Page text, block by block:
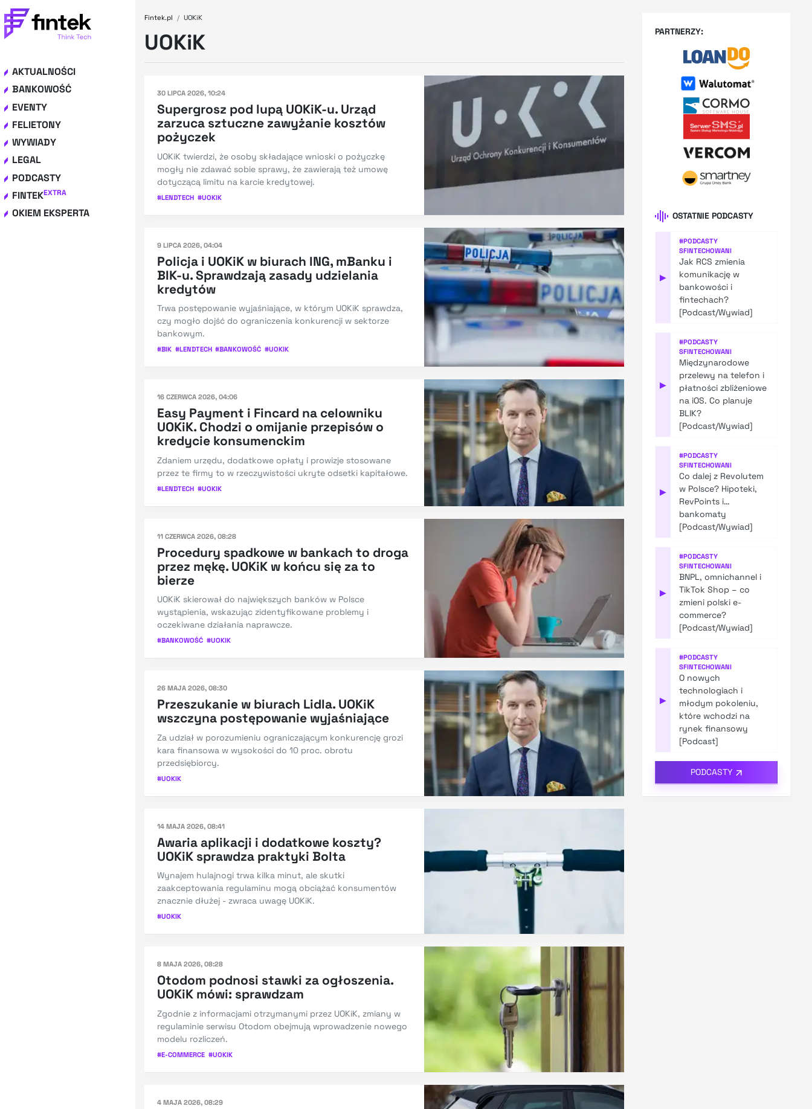
AKTUALNOŚCI
BANKOWOŚĆ
EVENTY
FELIETONY
WYWIADY
LEGAL
PODCASTY
FINTEKEXTRA
OKIEM EKSPERTA
Fintek.pl UOKiK
UOKiK
30 LIPCA 2026, 10:24
Supergrosz pod lupą UOKiK-u. Urząd
zarzuca sztuczne zawyżanie kosztów
pożyczek
UOKiK twierdzi, że osoby składające wnioski o pożyczkę
mogły nie zdawać sobie sprawy, że zawierają też umowę
dotyczącą limitu na karcie kredytowej.
#LENDTECH #UOKIK
9 LIPCA 2026, 04:04
Policja i UOKiK w biurach ING, mBanku i
BIK-u. Sprawdzają zasady udzielania
kredytów
Trwa postępowanie wyjaśniające, w którym UOKiK sprawdza,
czy mogło dojść do ograniczenia konkurencji w sektorze
bankowym.
#BIK #LENDTECH #BANKOWOŚĆ #UOKIK
16 CZERWCA 2026, 04:06
Easy Payment i Fincard na celowniku
UOKiK. Chodzi o omijanie przepisów o
kredycie konsumenckim
Zdaniem urzędu, dodatkowe opłaty i prowizje stosowane
przez te firmy to w rzeczywistości ukryte odsetki kapitałowe.
#LENDTECH #UOKIK
11 CZERWCA 2026, 08:28
Procedury spadkowe w bankach to droga
przez mękę. UOKiK w końcu się za to
bierze
UOKiK skierował do największych banków w Polsce
wystąpienia, wskazując zidentyfikowane problemy i
oczekiwane działania naprawcze.
#BANKOWOŚĆ #UOKIK
26 MAJA 2026, 08:30
Przeszukanie w biurach Lidla. UOKiK
wszczyna postępowanie wyjaśniające
Za udział w porozumieniu ograniczającym konkurencję grozi
kara finansowa w wysokości do 10 proc. obrotu
przedsiębiorcy.
#UOKIK
14 MAJA 2026, 08:41
Awaria aplikacji i dodatkowe koszty?
UOKiK sprawdza praktyki Bolta
Wynajem hulajnogi trwa kilka minut, ale skutki
zaakceptowania regulaminu mogą obciążać konsumentów
znacznie dłużej - zwraca uwagę UOKiK.
#UOKIK
8 MAJA 2026, 08:28
Otodom podnosi stawki za ogłoszenia.
UOKiK mówi: sprawdzam
Zgodnie z informacjami otrzymanymi przez UOKiK, zmiany w
regulaminie serwisu Otodom obejmują wprowadzenie nowego
modelu rozliczeń.
#E-COMMERCE #UOKIK
4 MAJA 2026, 08:29
PARTNERZY:
OSTATNIE PODCASTY
▶
#PODCASTY
SFINTECHOWANI
Jak RCS zmienia
komunikację w
bankowości i
fintechach?
[Podcast/Wywiad]
▶
#PODCASTY
SFINTECHOWANI
Międzynarodowe
przelewy na telefon i
płatności zbliżeniowe
na iOS. Co planuje
BLIK?
[Podcast/Wywiad]
▶
#PODCASTY
SFINTECHOWANI
Co dalej z Revolutem
w Polsce? Hipoteki,
RevPoints i…
bankomaty
[Podcast/Wywiad]
▶
#PODCASTY
SFINTECHOWANI
BNPL, omnichannel i
TikTok Shop – co
zmieni polski e-
commerce?
[Podcast/Wywiad]
▶
#PODCASTY
SFINTECHOWANI
O nowych
technologiach i
młodym pokoleniu,
które wchodzi na
rynek finansowy
[Podcast]
PODCASTY